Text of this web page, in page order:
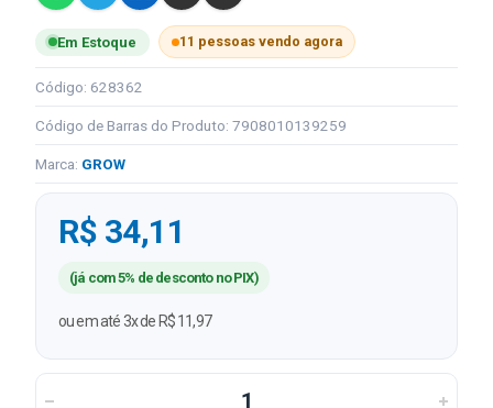
Em Estoque 11 pessoas vendo agora
Código: 628362
Código de Barras do Produto: 7908010139259
Marca: GROW
R$ 34,11
(já com 5% de desconto no PIX)
ou em até 3x de R$ 11,97